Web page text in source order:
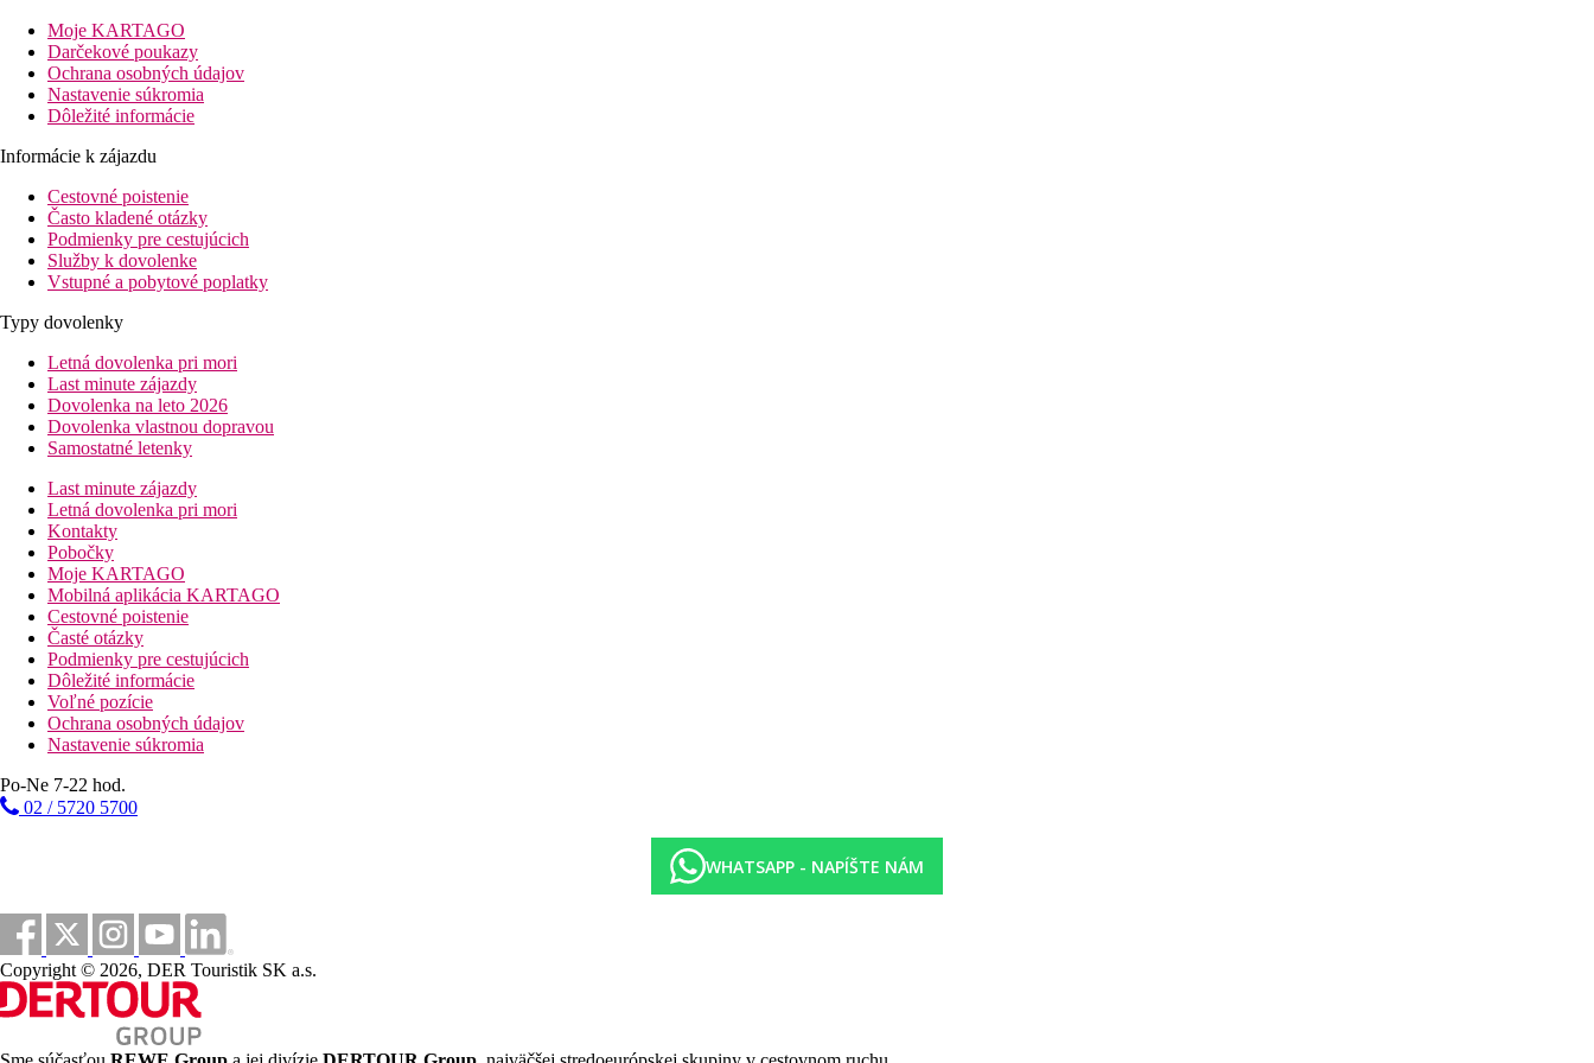
Vstupná hala s recepciou, lobby, reštaurácia, taverna Blue á la carte, bary, obchod so suvenírmi, exteriérový bazén, detský bazén, práčovňa, fitness, herňa, detský kútik, doktor na zavolanie
Izby
Dvojlôžková izba, Výhľad záhrada:
Ostatné typy izieb
Dvojposteľová izba, Bočný výhľad mora:
Junior Suita, Výhľad mora:
Veľkosť izby cca 35m2.
Junior Suita, Deluxe, Výhľad mora, Zdieľaný bazén:
rokov).
Junior Suita, Výhľad záhrada, Prízemie, Súkromný bazén:
35m2.
Informácie o hoteli
Večerný zábavný program, lekcie varenia.
Stravovanie
Polpenzia
Raňajky a večere formou bufetu
All inclusive
Raňajky formou bufetu (07.00 – 10.00 hod.)
Neskoré kontientálne raňajky (10.30-11.00 hod.)
Obed v taverne Blue (12.30–15.30 hod.)
Večera formou bufetu (18.45–21.15 hod.), možnosť večere v Taverne Blue á la carte (19.00-23.00 hod., 1x za pobyt, nutná rezervácia)
Studený snack (11.00-12.00 hod.)
Teplý a studený snack, pizza, kebab, souvlaki, vafle a pod (11.30–17.00 hod.)
Zmrzlina (11.00-18.00 hod.)
Neskoré snack (22.00-23.30 hod.)
Uvítacie doplnenie minibaru (voda, nealko)
1x za pobyt sauna, jacuzzi (len pre osoby nad 15 rokov)
Nealkoholické a alkoholické nápoje (09.30-00.00 hod.)
Popis pláže
Dlhá piesočná pláž priamo pri hoteli. Lehátka a slnečníky za poplatok pre klientov s polpenziou. Pre klientov s all inclusive zadarmo. Osušky oproti depozitu.
Zadarmo:ihrisko na minifotabal, fitness.
Za poplatok:tenis
Informácie o hoteli
Detský bazén, herňa pre deti, detská postieľka zadarmo (na vyždanie).
Moje KARTAGO
Darčekové poukazy
Ochrana osobných údajov
Nastavenie súkromia
Dôležité informácie
Informácie k zájazdu
Cestovné poistenie
Často kladené otázky
Podmienky pre cestujúcich
Služby k dovolenke
Vstupné a pobytové poplatky
Typy dovolenky
Letná dovolenka pri mori
Last minute zájazdy
Dovolenka na leto 2026
Dovolenka vlastnou dopravou
Samostatné letenky
Last minute zájazdy
Letná dovolenka pri mori
Kontakty
Pobočky
Moje KARTAGO
Mobilná aplikácia KARTAGO
Cestovné poistenie
Časté otázky
Podmienky pre cestujúcich
Dôležité informácie
Voľné pozície
Ochrana osobných údajov
Nastavenie súkromia
Po-Ne 7-22 hod.
02 / 5720 5700
WHATSAPP - NAPÍŠTE NÁM
Copyright © 2026, DER Touristik SK a.s.